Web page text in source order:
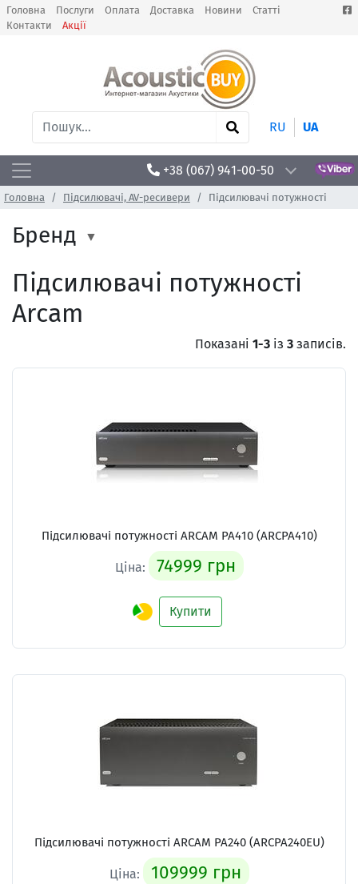
Головна Послуги Оплата Доставка Новини
Статті
Контакти
Акції
RU UA
+38 (067) 941-00-50
Головна Підсилювачі, AV-ресивери Підсилювачі потужності
Бренд
Підсилювачі потужності
Arcam
Показані 1-3 із 3 записів.
Підсилювачі потужності ARCAM PA410 (ARCPA410)
Ціна: 74999 грн
Купити
Підсилювачі потужності ARCAM PA240 (ARCPA240EU)
Ціна: 109999 грн